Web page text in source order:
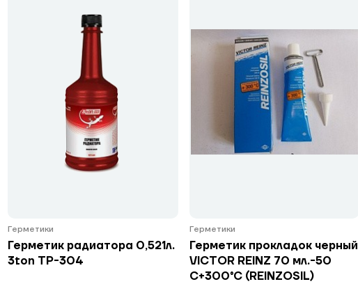
Герметики
Герметик радиатора 0,521л.
3ton ТР-304
Герметики
Герметик прокладок черный
VICTOR REINZ 70 мл.-50
С+300°С (REINZOSIL)